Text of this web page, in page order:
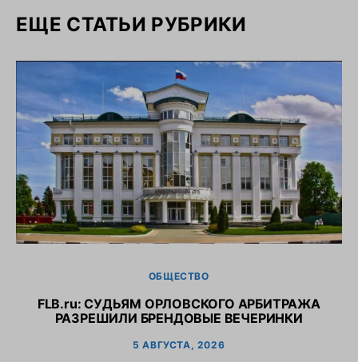
ЕЩЕ СТАТЬИ РУБРИКИ
ОБЩЕСТВО
FLB.ru: CУДЬЯМ ОРЛОВСКОГО АРБИТРАЖА
РАЗРЕШИЛИ БРЕНДОВЫЕ ВЕЧЕРИНКИ
5 АВГУСТА, 2026